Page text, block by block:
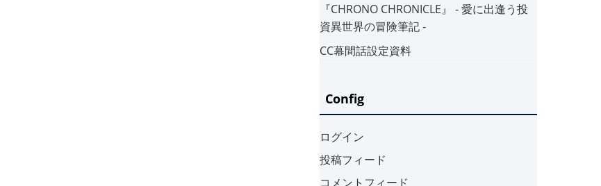
『CHRONO CHRONICLE』 ‐ 愛に出逢う投
資異世界の冒険筆記 ‐
CC幕間話設定資料
Config
ログイン
投稿フィード
コメントフィード